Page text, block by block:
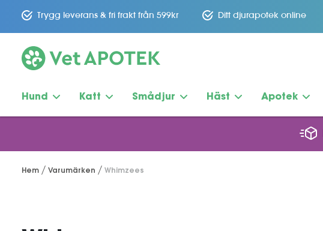
Trygg leverans & fri frakt från 599kr Ditt djurapotek online
Hund Katt Smådjur Häst Apotek
Hem Varumärken Whimzees